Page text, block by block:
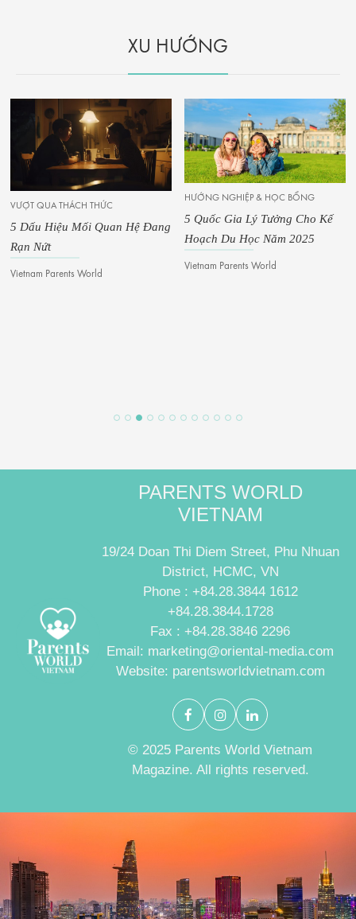
XU HƯỚNG
VƯỢT QUA THÁCH THỨC
5 Dấu Hiệu Mối Quan Hệ Đang
Rạn Nứt
Vietnam Parents World
HƯỚNG NGHIỆP & HỌC BỔNG
5 Quốc Gia Lý Tưởng Cho Kế
Hoạch Du Học Năm 2025
Vietnam Parents World
PARENTS WORLD
VIETNAM
19/24 Doan Thi Diem Street, Phu Nhuan
District, HCMC, VN
Phone : +84.28.3844 1612
+84.28.3844.1728
Fax : +84.28.3846 2296
Email: marketing@oriental-media.com
Website: parentsworldvietnam.com
© 2025 Parents World Vietnam
Magazine. All rights reserved.